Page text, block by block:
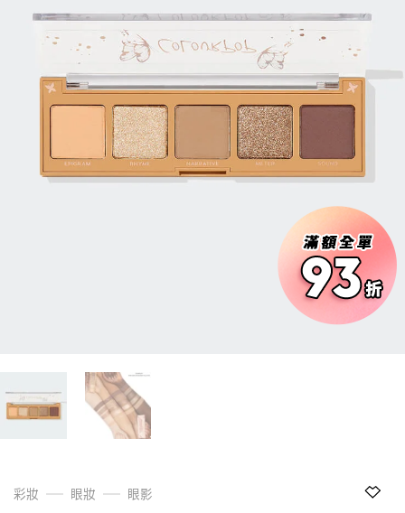
彩妝 眼妝
眼影